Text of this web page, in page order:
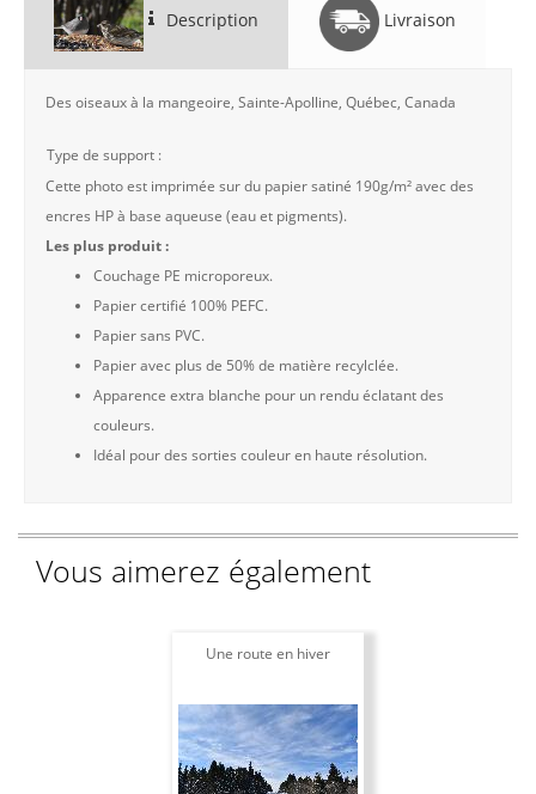
Description Livraison
Des oiseaux à la mangeoire, Sainte-Apolline, Québec, Canada
Type de support :
Cette photo est imprimée sur du papier satiné 190g/m² avec des
encres HP à base aqueuse (eau et pigments).
Les plus produit :
Couchage PE microporeux.
Papier certifié 100% PEFC.
Papier sans PVC.
Papier avec plus de 50% de matière recylclée.
Apparence extra blanche pour un rendu éclatant des
couleurs.
Idéal pour des sorties couleur en haute résolution.
Vous aimerez également
Une route en hiver